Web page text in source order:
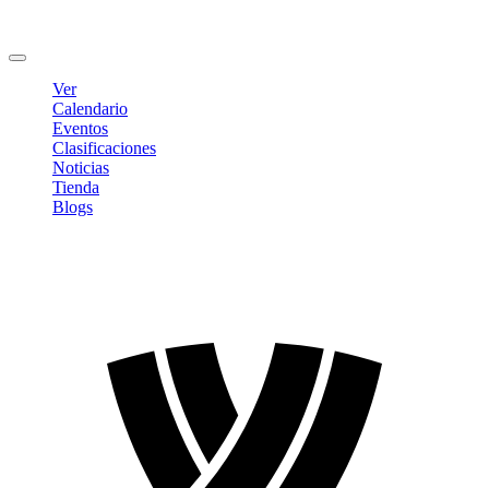
Ver
Calendario
Eventos
Clasificaciones
Noticias
Tienda
Blogs